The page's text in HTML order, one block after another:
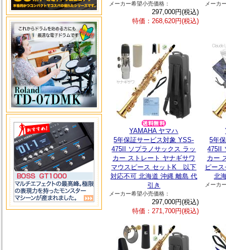
メーカー希望小売価格：
297,000円(税込)
特価：268,620円(税込)
メーカ
YAMAHA ヤマハ
5年保証サービス対象 YSS-
475II ソプラノサックス ラッ
カー ストレート ヤナギサワ
マウスピース セットK 以下
対応不可 北海道 沖縄 離島 代
引き
メーカー希望小売価格：
297,000円(税込)
特価：271,700円(税込)
5年
475II
カー
ピー
北
メーカ